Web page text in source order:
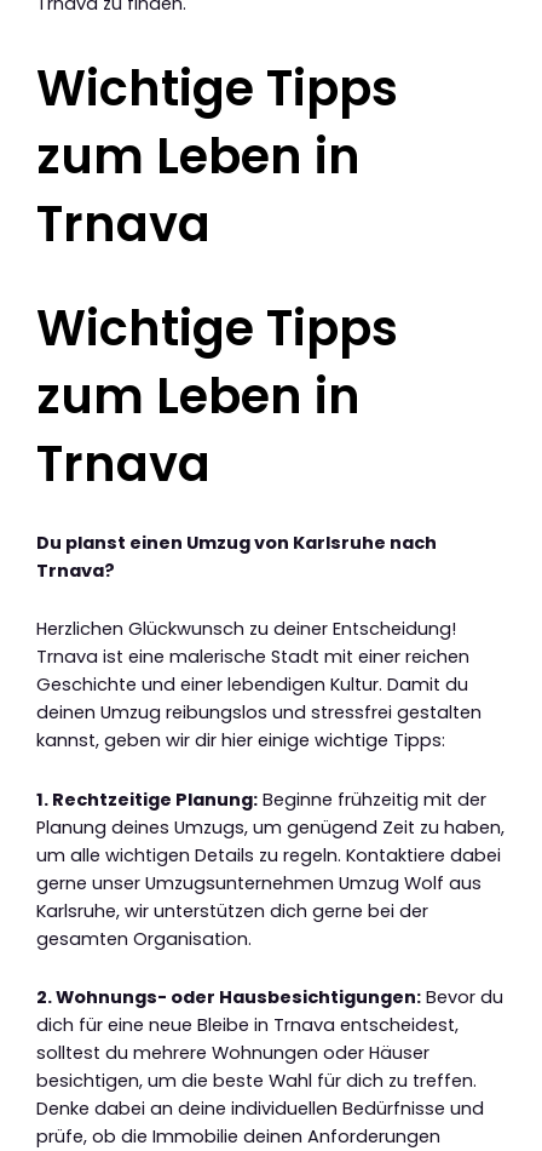
Wichtige Tipps
zum Leben in
Trnava
Wichtige Tipps
zum Leben in
Trnava
Du planst einen Umzug von Karlsruhe nach
Trnava?
Herzlichen Glückwunsch zu deiner Entscheidung!
Trnava ist eine malerische Stadt mit einer reichen
Geschichte und einer lebendigen Kultur. Damit du
deinen Umzug reibungslos und stressfrei gestalten
kannst, geben wir dir hier einige wichtige Tipps:
1. Rechtzeitige Planung: Beginne frühzeitig mit der
Planung deines Umzugs, um genügend Zeit zu haben,
um alle wichtigen Details zu regeln. Kontaktiere dabei
gerne unser Umzugsunternehmen Umzug Wolf aus
Karlsruhe, wir unterstützen dich gerne bei der
gesamten Organisation.
2. Wohnungs- oder Hausbesichtigungen: Bevor du
dich für eine neue Bleibe in Trnava entscheidest,
solltest du mehrere Wohnungen oder Häuser
besichtigen, um die beste Wahl für dich zu treffen.
Denke dabei an deine individuellen Bedürfnisse und
prüfe, ob die Immobilie deinen Anforderungen